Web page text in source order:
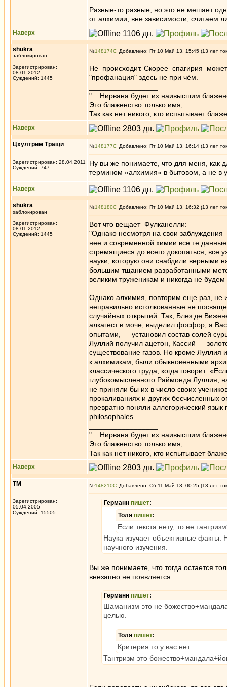
Разные-то разные, но это не мешает
от алхимии, вне зависимости, считаем
Наверх
shukra
заблокирован
Зарегистрирован:
08.01.2012
Суждений: 1445
№148174 Добавлено: Пт 10 Май 13, 15:45 (13 лет
Не происходит. Скорее спагирия
"профанация" здесь не при чём.
"....Нирвана будет их наивысшим
Это блаженство только имя,
Так как нет никого, кто испытывает
Наверх
Цхултрим Тращи
Зарегистрирован: 28.04.2011
Суждений: 747
№148177 Добавлено: Пт 10 Май 13, 16:14 (13 лет
Ну вы же понимаете, что для меня, как
термином «алхимия» в бытовом, а не в
Наверх
shukra
заблокирован
Зарегистрирован:
08.01.2012
Суждений: 1445
№148180 Добавлено: Пт 10 Май 13, 16:32 (13 лет
Вот что вещает Фулканелли:
"Однако несмотря на свои
нее и современной химии все те
стремящиеся до всего докопаться, все
науки, которую они снабдили верными
большим тщанием разработанными
великим труженикам и никогда не
Однако алхимия, повторим еще раз, не
неправильно истолкованные не
случайных открытий. Так, Блез де
алкагест в моче, выделил фосфор, а
опытами, — установил состав солей
Луллий получил ацетон, Кассий —
существование газов. Но кроме Луллия
к алхимикам, были обыкновенными
классического труда, когда говорит:
глубокомысленного Раймонда Луллия,
не приняли бы их в число своих
прокаливаниях и других бесчисленных
превратно поняли аллегорический
philosophales
"....Нирвана будет их наивысшим
Это блаженство только имя,
Так как нет никого, кто испытывает
Наверх
ТМ
Зарегистрирован:
05.04.2005
Суждений: 15505
№148210 Добавлено: Сб 11 Май 13, 00:25 (13 лет
Германн пишет:
Толя пишет:
Если текста нету, то не
Наука изучает объективные факты.
научного изучения.
Вы же понимаете, что тогда остается
внезапно не появляется.
Германн пишет:
Шаманизм это не
целью.
Толя пишет:
Критерия то у вас нет.
Тантризм это